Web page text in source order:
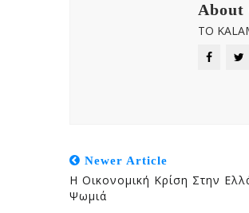
About
ΤΟ
Newer Article
Η Οικονομική Κρίση Στην
Ψωμιά